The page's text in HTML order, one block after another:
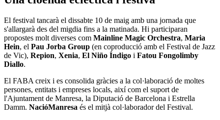
El festival tancarà el dissabte 10 de maig amb una jornada que
s'allargarà des del migdia fins a la matinada. Hi participaran
propostes molt diverses com Mainline Magic Orchestra, Maria
Hein, el Pau Jorba Group (en coproducció amb el Festival de Jazz
de Vic), Repion, Xenia, El Niño Índigo i Fatou Fongolimby
Diallo.
El FABA creix i es consolida gràcies a la col·laboració de moltes
persones, entitats i empreses locals, així com el suport de
l'Ajuntament de Manresa, la Diputació de Barcelona i Estrella
Damm. NacióManresa és el mitjà col·laborador del Festival.